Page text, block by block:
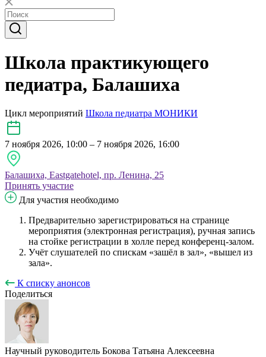
Школа практикующего
педиатра, Балашиха
Цикл мероприятий Школа педиатра МОНИКИ
7 ноября 2026, 10:00 – 7 ноября 2026, 16:00
Балашиха, Eastgatehotel, пр. Ленина, 25
Принять участие
Для участия необходимо
Предварительно зарегистрироваться на странице
мероприятия (электронная регистрация), ручная запись
на стойке регистрации в холле перед конференц-залом.
Учёт слушателей по спискам «зашёл в зал», «вышел из
зала».
К списку анонсов
Поделиться
Научный руководитель Бокова Татьяна Алексеевна